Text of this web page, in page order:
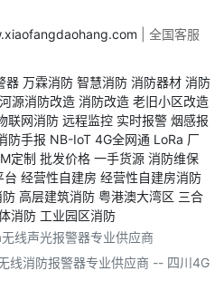
| 全国客服
器 万霖消防 智慧消防 消防器材 消防
河源消防改造 消防改造 老旧小区改造
联网消防 远程监控 实时报警 烟感报
防手报 NB-IoT 4G全网通 LoRa 厂
定制 批发价格 一手货源 消防维保
台 经营性自建房 经营性自建房消防
防 高层建筑消防 粤港澳大湾区 三合
消防 工业园区消防
线声光报警器专业供应商
线消防报警器专业供应商 -- 四川4G